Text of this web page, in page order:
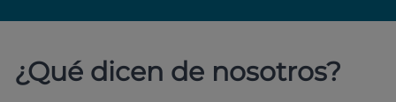
¿Qué dicen de nosotros?